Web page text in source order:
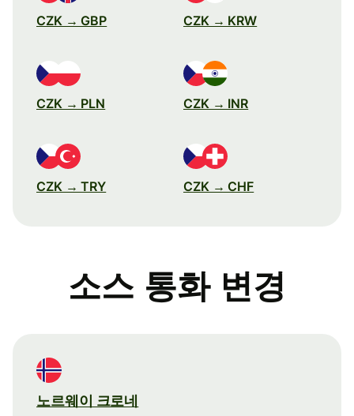
CZK → GBP CZK → KRW
CZK → PLN CZK → INR
CZK → TRY CZK → CHF
소스 통화 변경
노르웨이 크로네